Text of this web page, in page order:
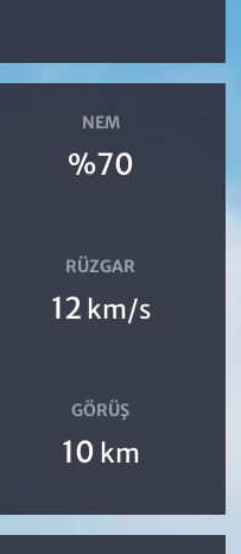
NEM
%70
RÜZGAR
12 km/s
GÖRÜŞ
10 km